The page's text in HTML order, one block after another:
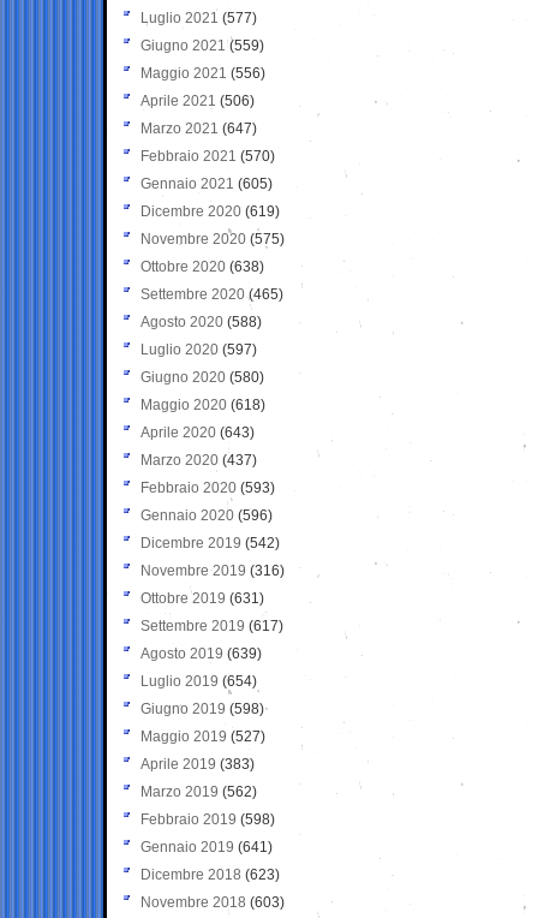
Luglio 2021 (577)
Giugno 2021(559)
Maggio 2021 (556)
Aprile 2021 (506)
Marzo 2021 (647)
Febbraio 2021 (570)
Gennaio 2021 (605)
Dicembre 2020 (619)
Novembre 2020 (575)
Ottobre 2020 (638)
Settembre 2020(465)
Agosto 2020 (588)
Luglio 2020 (597)
Giugno 2020 (580)
Maggio 2020 (618)
Aprile 2020 (643)
Marzo 2020 (437)
Febbraio 2020 (593)
Gennaio 2020 (596)
Dicembre 2019 (542)
Novembre 2019 (316)
Ottobre 2019 (631)
Settembre 2019 (617)
Agosto 2019 (639)
Luglio 2019 (654)
Giugno 2019 (598)
Maggio 2019 (527)
Aprile 2019 (383)
Marzo 2019 (562)
Febbraio 2019 (598)
Gennaio 2019 (641)
Dicembre 2018 (623)
Novembre 2018 (603)